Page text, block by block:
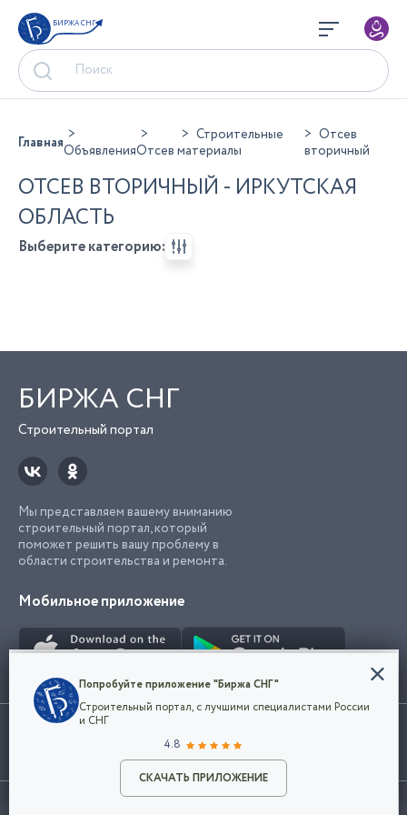
БИРЖА СНГ
Разместить объявление
ГлавнаяОбъявленияОтсев
Строительные
материалы
Отсев
вторичный
ОТСЕВ ВТОРИЧНЫЙ - ИРКУТСКАЯ
ОБЛАСТЬ
Выберите категорию:
БИРЖА СНГ
Строительный портал
Мы представляем вашему вниманию
строительный портал, который
поможет решить вашу проблему в
области строительства и ремонта.
Мобильное приложение
Использование сайта, в том числе подача объявлений, означает
марки представленные на сайте являются собственностью их
©2026Биржа СНГ
Конфиденциальность
Мы используем файлы cookie, чтобы сделать
наш сайт удобным для каждого
Политикой конфиденциальности компании
и принимаете условия использования cookie.
Попробуйте приложение "Биржа СНГ"
Строительный портал, с лучшими специалистами России
и СНГ
4.8
СКАЧАТЬ ПРИЛОЖЕНИЕ